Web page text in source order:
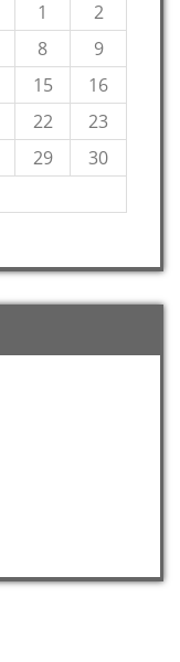
1
2
8
9
15
16
22
23
29
30